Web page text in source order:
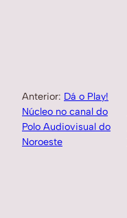
Anterior: Dá o Play!
Núcleo no canal do
Polo Audiovisual do
Noroeste